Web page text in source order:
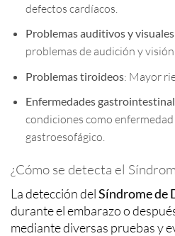
defectos cardíacos.
Problemas auditivos y visuales
problemas de audición y
Problemas tiroideos: Mayor
Enfermedades
condiciones como
gastroesofágico.
¿Cómo se detecta el
La detección delSíndrome de
durante el embarazo o
mediante diversas pruebas y